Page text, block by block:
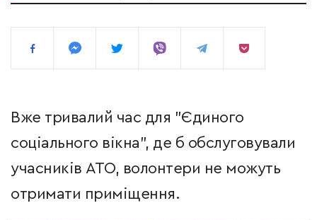
Вже тривалий час для "Єдиного
соціального вікна", де б обслуговували
учасників АТО, волонтери не можуть
отримати приміщення.